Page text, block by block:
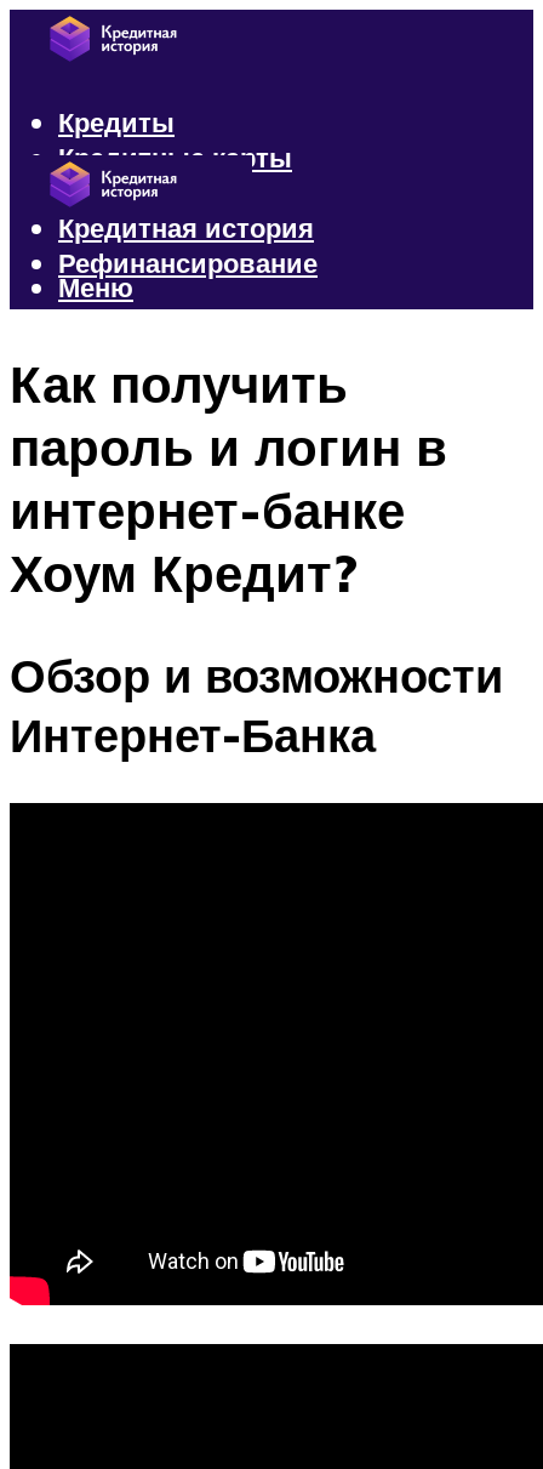
Кредиты
Кредитные карты
Микрозаймы
Кредитная история
Рефинансирование
Меню
Как получить
пароль и логин в
интернет-банке
Хоум Кредит?
Обзор и возможности
Интернет-Банка